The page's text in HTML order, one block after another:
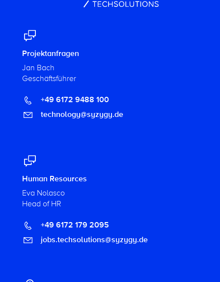
Projektanfragen
Jan Bach
Geschäftsführer
+49 6172 9488 100
technology@syzygy.de
Human Resources
Eva Nolasco
Head of HR
+49 6172 179 2095
jobs.techsolutions@syzygy.de